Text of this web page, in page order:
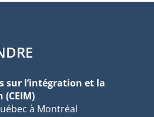
sur l’intégration et la
à Montréal